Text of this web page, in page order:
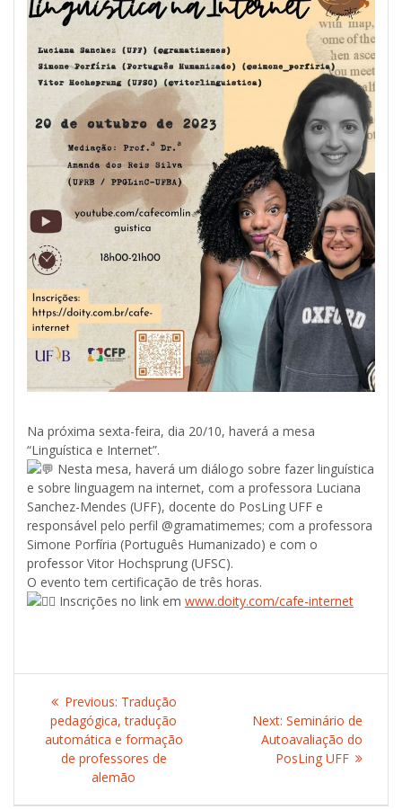
Na próxima sexta-feira, dia 20/10, haverá a mesa
“Linguística e Internet”.
Nesta mesa, haverá um diálogo sobre fazer linguística
e sobre linguagem na internet, com a professora Luciana
Sanchez-Mendes (UFF), docente do PosLing UFF e
responsável pelo perfil @gramatimemes; com a professora
Simone Porfíria (Português Humanizado) e com o
professor Vitor Hochsprung (UFSC).
O evento tem certificação de três horas.
Inscrições no link em www.doity.com/cafe-internet
Post
navigation
Previous: Previous
post:
Tradução
pedagógica, tradução
automática e formação
de professores de
alemão
Next: Next
post:
Seminário de
Autoavaliação do
PosLing UFF